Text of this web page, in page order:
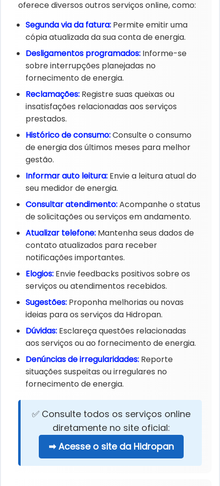
oferece diversos outros serviços online, como:
Segunda via da fatura: Permite emitir uma
cópia atualizada da sua conta de energia.
Desligamentos programados: Informe-se
sobre interrupções planejadas no
fornecimento de energia.
Reclamações: Registre suas queixas ou
insatisfações relacionadas aos serviços
prestados.
Histórico de consumo:Consulte o consumo
de energia dos últimos meses para melhor
gestão.
Informar auto leitura: Envie a leitura atual do
seu medidor de energia.
Consultar atendimento:Acompanhe o status
de solicitações ou serviços em andamento.
Atualizar telefone: Mantenha seus dados de
contato atualizados para receber
notificações importantes.
Elogios: Envie feedbacks positivos sobre os
serviços ou atendimentos recebidos.
Sugestões: Proponha melhorias ou novas
ideias para os serviços da Hidropan.
Dúvidas: Esclareça questões relacionadas
aos serviços ou ao fornecimento de energia.
Denúncias de irregularidades: Reporte
situações suspeitas ou irregulares no
fornecimento de energia.
✅ Consulte todos os serviços online
diretamente no site oficial:
➡ Acesse o site da Hidropan